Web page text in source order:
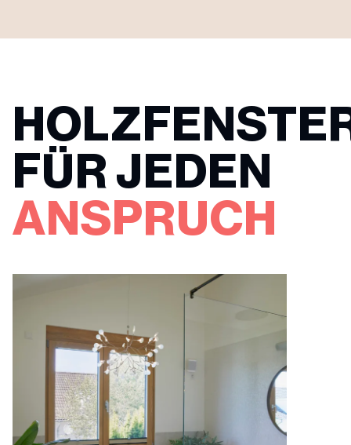
FÜR JEDEN
ANSPRUCH